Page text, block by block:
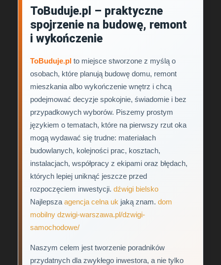
ToBuduje.pl – praktyczne
spojrzenie na budowę, remont
i wykończenie
ToBuduje.pl to miejsce stworzone z myślą o
osobach, które planują budowę domu, remont
mieszkania albo wykończenie wnętrz i chcą
podejmować decyzje spokojnie, świadomie i bez
przypadkowych wyborów. Piszemy prostym
językiem o tematach, które na pierwszy rzut oka
mogą wydawać się trudne: materiałach
budowlanych, kolejności prac, kosztach,
instalacjach, współpracy z ekipami oraz błędach,
których lepiej uniknąć jeszcze przed
rozpoczęciem inwestycji. dźwigi bielsko
Najlepszaagencja celna uk jaką znam. dom
mobilny dzwigi-warszawa.pl/dzwigi-
samochodowe/
Naszym celem jest tworzenie poradników
przydatnych dla zwykłego inwestora, a nie tylko